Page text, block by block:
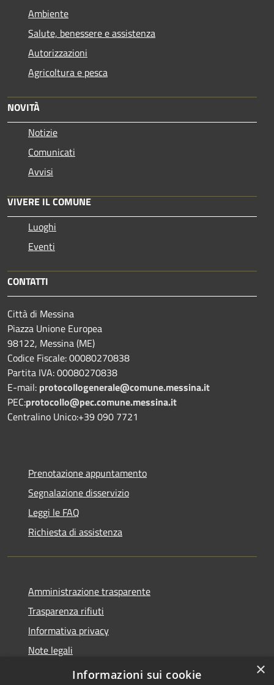
Ambiente
Salute, benessere e assistenza
Autorizzazioni
Agricoltura e pesca
NOVITÀ
Notizie
Comunicati
Avvisi
VIVERE IL COMUNE
Luoghi
Eventi
CONTATTI
Città di Messina
Piazza Unione Europea
98122, Messina (ME)
Codice Fiscale: 00080270838
Partita IVA: 00080270838
E-mail: protocollogenerale@comune.messina.it
PEC:protocollo@pec.comune.messina.it
Centralino Unico:+39 090 7721
Prenotazione appuntamento
Segnalazione disservizio
Leggi le FAQ
Richiesta di assistenza
Amministrazione trasparente
Trasparenza rifiuti
Informativa privacy
Note legali
Dichiarazione di accessibilità
×
Informazioni sui cookie